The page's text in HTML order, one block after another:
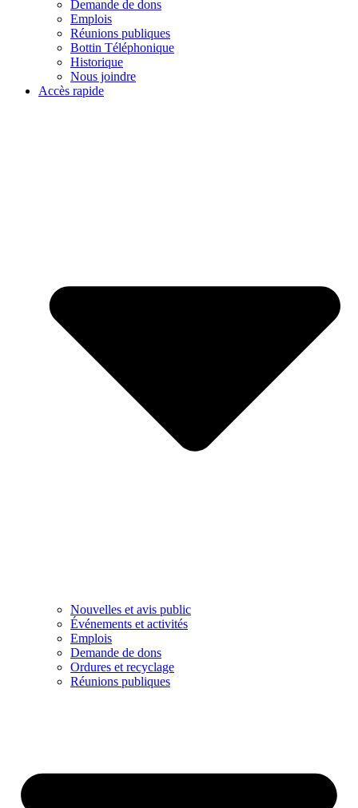
Demande de dons
Emplois
Réunions publiques
Bottin Téléphonique
Historique
Nous joindre
Accès rapide
Nouvelles et avis public
Événements et activités
Emplois
Demande de dons
Ordures et recyclage
Réunions publiques